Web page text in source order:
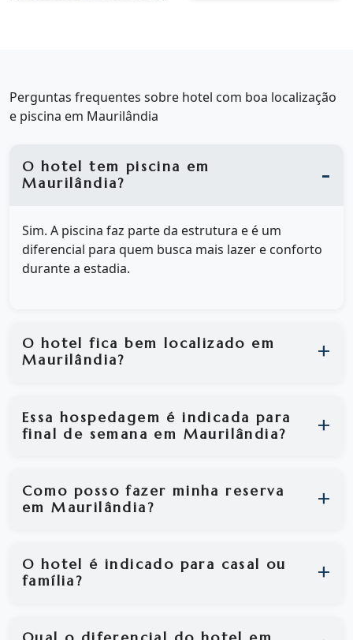
Perguntas frequentes sobre hotel com boa localização
e piscina em Maurilândia
O hotel tem piscina em
Maurilândia?
Sim. A piscina faz parte da estrutura e é um
diferencial para quem busca mais lazer e conforto
durante a estadia.
O hotel fica bem localizado em
Maurilândia?
Essa hospedagem é indicada para
final de semana em Maurilândia?
Como posso fazer minha reserva
em Maurilândia?
O hotel é indicado para casal ou
família?